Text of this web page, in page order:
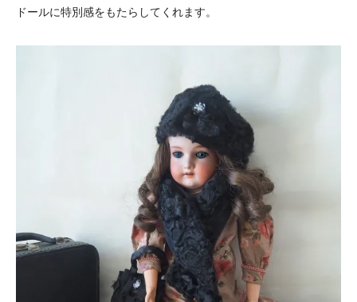
ドールに特別感をもたらしてくれます。